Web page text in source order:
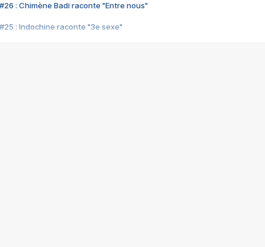
#26 : Chimène Badi raconte "Entre nous"
#25 : Indochine raconte "3e sexe"